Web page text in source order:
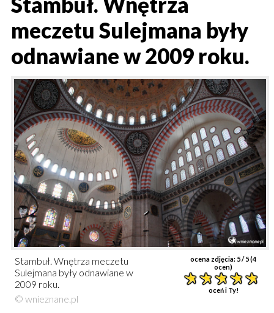
meczetu Sulejmana były
odnawiane w 2009 roku.
ocena zdjęcia: 5/ 5 (4
ocen)
oceń i Ty!
Stambuł. Wnętrza meczetu
Sulejmana były odnawiane w
2009 roku.
© wnieznane.pl